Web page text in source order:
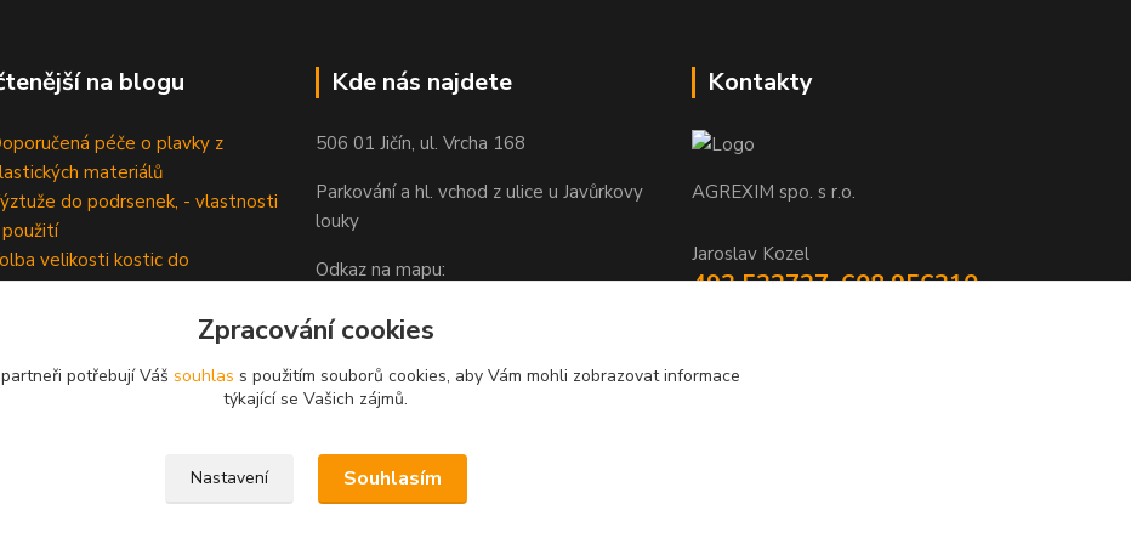
na blogu
péče o plavky z
materiálů
do podrsenek, - vlastnosti
velikosti kostic do
Kde nás najdete
506 01 Jičín, ul. Vrcha 168
Parkování a hl. vchod z ulice u Javůrkovy
louky
Odkaz na mapu:
https://goo.gl/maps/zoze7qbetyKMZdDq
5
Kontakty
AGREXIM spo. s r.o.
Jaroslav Kozel
493 532727, 608 956210
Zpracování cookies
potřebují Váš souhlas s použitím souborů cookies, aby Vám mohli zobrazovat informace
týkající se Vašich zájmů.
Nastavení Souhlasím